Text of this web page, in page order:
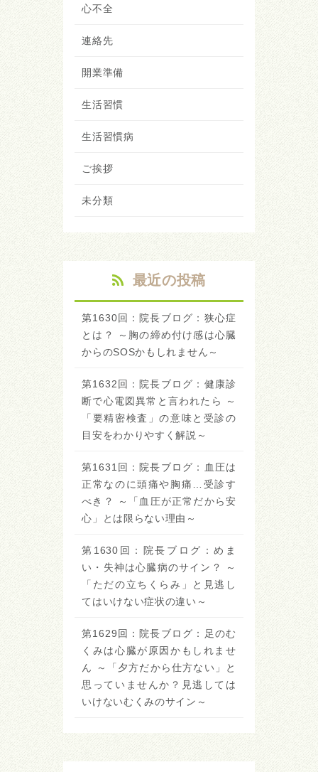
心不全
連絡先
開業準備
生活習慣
生活習慣病
ご挨拶
未分類
最近の投稿
第1630回：院長ブログ：狭心症
とは？ ～胸の締め付け感は心臓
からのSOSかもしれません～
第1632回：院長ブログ：健康診
断で心電図異常と言われたら ～
「要精密検査」の意味と受診の
目安をわかりやすく解説～
第1631回：院長ブログ：血圧は
正常なのに頭痛や胸痛…受診す
べき？ ～「血圧が正常だから安
心」とは限らない理由～
第1630回：院長ブログ：めま
い・失神は心臓病のサイン？ ～
「ただの立ちくらみ」と見逃し
てはいけない症状の違い～
第1629回：院長ブログ：足のむ
くみは心臓が原因かもしれませ
ん ～「夕方だから仕方ない」と
思っていませんか？見逃しては
いけないむくみのサイン～